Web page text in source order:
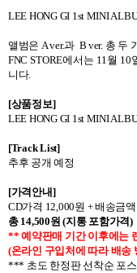
LEE HONG GI 1st MINI
앨범은 A ver.과 B ver. 총 두
FNC STORE에서는 11월 10
니다.
[상품정보]
LEE HONG GI 1st MINI
[Track List]
추후 공개 예정
[가격안내]
CD가격 12,000원 +배송금액
총14,500원 (지통 포함가격)
**예약판매 기간 이후에는
(온라인 구입처에 따라 배송
*** 초도 한정판 선착순 포